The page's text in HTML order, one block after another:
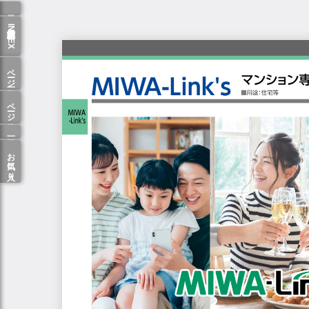
型式記号別INDEX
ページ一覧
ページ検索
お気に入り